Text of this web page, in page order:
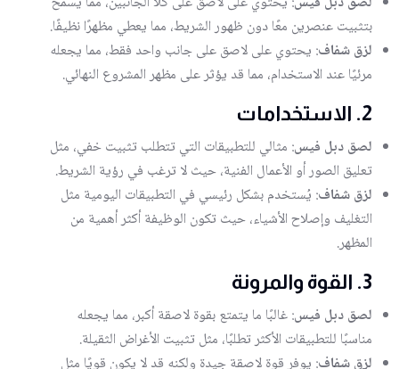
بتثبيت عنصرين معًا دون ظهور الشريط، مما يعطي مظهرًا نظيفًا.
لزق شفاف: يحتوي على لاصق على جانب واحد فقط، مما يجعله
مرئيًا عند الاستخدام، مما قد يؤثر على مظهر المشروع النهائي.
2. الاستخدامات
لصق دبل فيس: مثالي للتطبيقات التي تتطلب تثبيت خفي، مثل
تعليق الصور أو الأعمال الفنية، حيث لا ترغب في رؤية الشريط.
لزق شفاف: يُستخدم بشكل رئيسي في التطبيقات اليومية مثل
التغليف وإصلاح الأشياء، حيث تكون الوظيفة أكثر أهمية من
المظهر.
3. القوة والمرونة
لصق دبل فيس: غالبًا ما يتمتع بقوة لاصقة أكبر، مما يجعله
مناسبًا للتطبيقات الأكثر تطلبًا، مثل تثبيت الأغراض الثقيلة.
لزق شفاف: يوفر قوة لاصقة جيدة ولكنه قد لا يكون قويًا مثل